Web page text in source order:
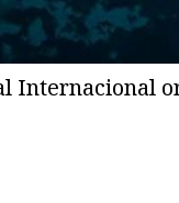
Internacional